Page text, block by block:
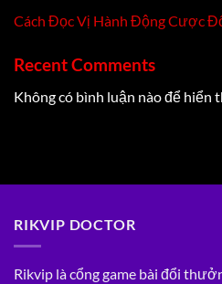
Cách Đọc Vị Hành Động Cược
Recent Comments
Không có bình luận nào để hiển
RIKVIP DOCTOR
Rikvip là cổng game bài đổi